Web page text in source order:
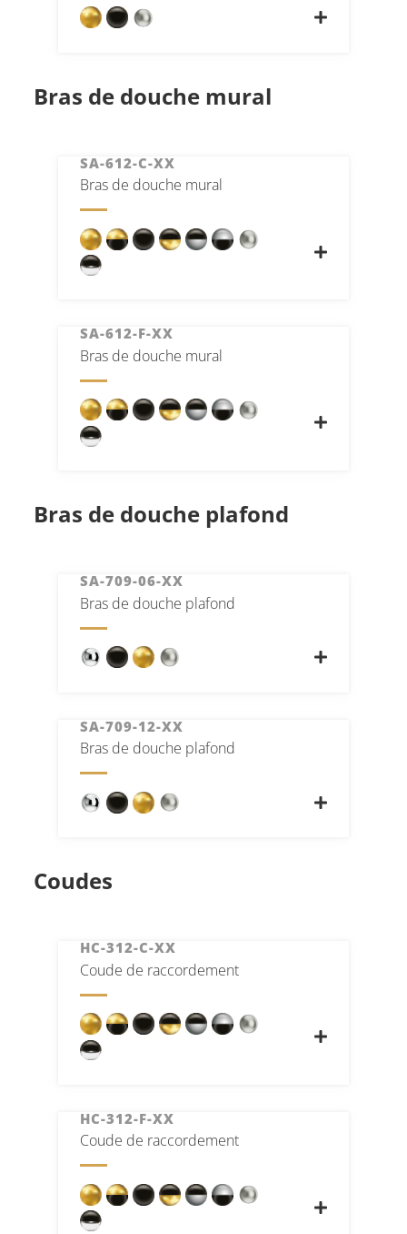
Bras de douche mural
SA-612-C-XX
Bras de douche mural
SA-612-F-XX
Bras de douche mural
Bras de douche plafond
SA-709-06-XX
Bras de douche plafond
SA-709-12-XX
Bras de douche plafond
Coudes
HC-312-C-XX
Coude de raccordement
HC-312-F-XX
Coude de raccordement